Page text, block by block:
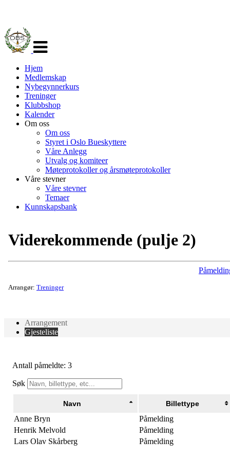
navigasjon
Hjem
Medlemskap
Nybegynnerkurs
Treninger
Klubbshop
Kalender
Om oss
Om oss
Styret i Oslo Bueskyttere
Våre Anlegg
Utvalg og komiteer
Møteprotokoller og årsmøteprotokoller
Våre stevner
Våre stevner
Temaer
Kunnskapsbank
Viderekommende (pulje 2)
Arrangør: Treninger
Arrangement
Gjesteliste
Antall påmeldte: 3
Søk
Navn Billettype
Anne Bryn
Påmelding
Henrik Melvold
Påmelding
Lars Olav Skårberg
Påmelding